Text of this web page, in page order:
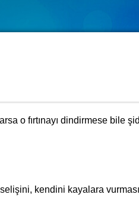
o fırtınayı dindirmese bile
kendini kayalara